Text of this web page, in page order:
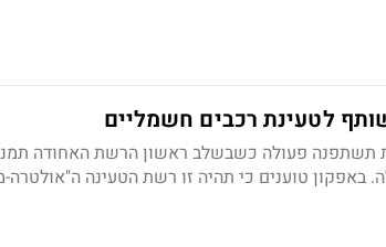
לטעינת רכבים חשמליים
באפקון טוענים כי תהיה זו רשת הטעינה ה"אולטרה-